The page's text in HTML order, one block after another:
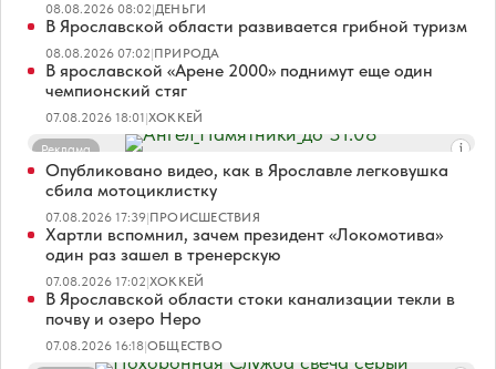
08.08.2026 08:02|ДЕНЬГИ
В Ярославской области развивается грибной туризм
08.08.2026 07:02|ПРИРОДА
В ярославской «Арене 2000» поднимут еще один
чемпионский стяг
07.08.2026 18:01|ХОККЕЙ
Реклама
Опубликовано видео, как в Ярославле легковушка
сбила мотоциклистку
07.08.2026 17:39|ПРОИСШЕСТВИЯ
Хартли вспомнил, зачем президент «Локомотива»
один раз зашел в тренерскую
07.08.2026 17:02|ХОККЕЙ
В Ярославской области стоки канализации текли в
почву и озеро Неро
07.08.2026 16:18|ОБЩЕСТВО